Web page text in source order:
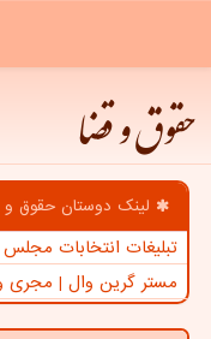
حقوق و قضا
لینک دوستان حقوق و
تبلیغات انتخابات مجلس
مستر گرین وال | مجری